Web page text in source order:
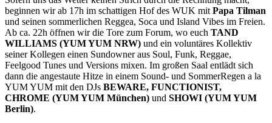
beginnen wir ab 17h im schattigen Hof des WUK mit Papa Tilman
und seinen sommerlichen Reggea, Soca und Island Vibes im Freien.
Ab ca. 22h öffnen wir die Tore zum Forum, wo euch TAND
WILLIAMS (YUM YUM NRW) und ein voluntäres Kollektiv
seiner Kollegen einen Sundowner aus Soul, Funk, Reggae,
Feelgood Tunes und Versions mixen. Im großen Saal entlädt sich
dann die angestaute Hitze in einem Sound- und SommerRegen a la
YUM YUM mit den DJs BEWARE, FUNCTIONIST,
CHROME (YUM YUM München) und SHOWI (YUM YUM
Berlin).